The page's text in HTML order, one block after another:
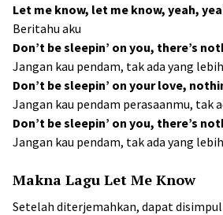
Let me know, let me know, yeah,
Beritahu aku
Don’t be sleepin’ on you, there’s
Jangan kau pendam, tak ada yang
Don’t be sleepin’ on your lovе,
Jangan kau pendam perasaanmu, tak
Don’t be sleepin’ on you, there’s
Jangan kau pendam, tak ada yang
Makna Lagu Let Me Know
Setelah diterjemahkan, dapat